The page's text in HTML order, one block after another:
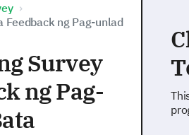
Feedback ng Pag-unlad
Survey
ng Pag-